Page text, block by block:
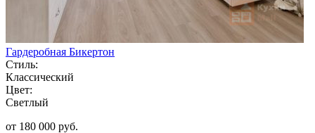
Гардеробная Бикертон
Стиль:
Классический
Цвет:
Светлый
от 180 000 руб.